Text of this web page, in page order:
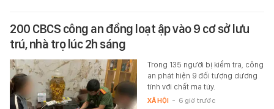
200 CBCS công an đồng loạt ập vào 9 cơ sở lưu
trú, nhà trọ lúc 2h sáng
Trong 135 người bị kiểm tra, công
an phát hiện 9 đối tượng dương
tính với chất ma túy.
XÃ HỘI - 6 giờ trước